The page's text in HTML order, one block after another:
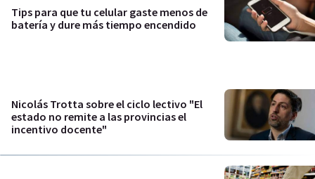
Tips para que tu celular gaste menos de
batería y dure más tiempo encendido
Nicolás Trotta sobre el ciclo lectivo "El
estado no remite a las provincias el
incentivo docente"